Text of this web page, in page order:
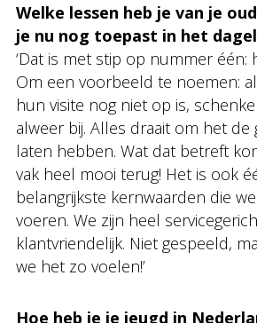
Welke lessen heb je van je
je nu nog toepast in het
‘Dat is met stip op nummer één:
Om een voorbeeld te noemen:
hun visite nog niet op is,
alweer bij. Alles draait om het de
laten hebben. Wat dat betreft
vak heel mooi terug! Het is ook
belangrijkste kernwaarden die
voeren. We zijn heel
klantvriendelijk. Niet gespeeld,
we het zo voelen!’
Hoe heb je je jeugd in